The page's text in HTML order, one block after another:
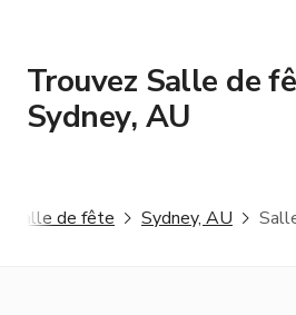
Trouvez Salle de
Sydney, AU
Salle de fête Sydney, AU